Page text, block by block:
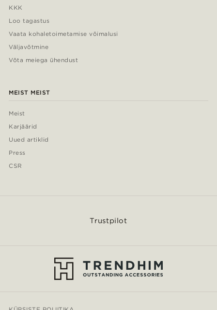
KKK
Loo tagastus
Vaata kohaletoimetamise võimalusi
Väljavõtmine
Võta meiega ühendust
MEIST MEIST
Meist
Karjäärid
Uued artiklid
Press
CSR
Trustpilot